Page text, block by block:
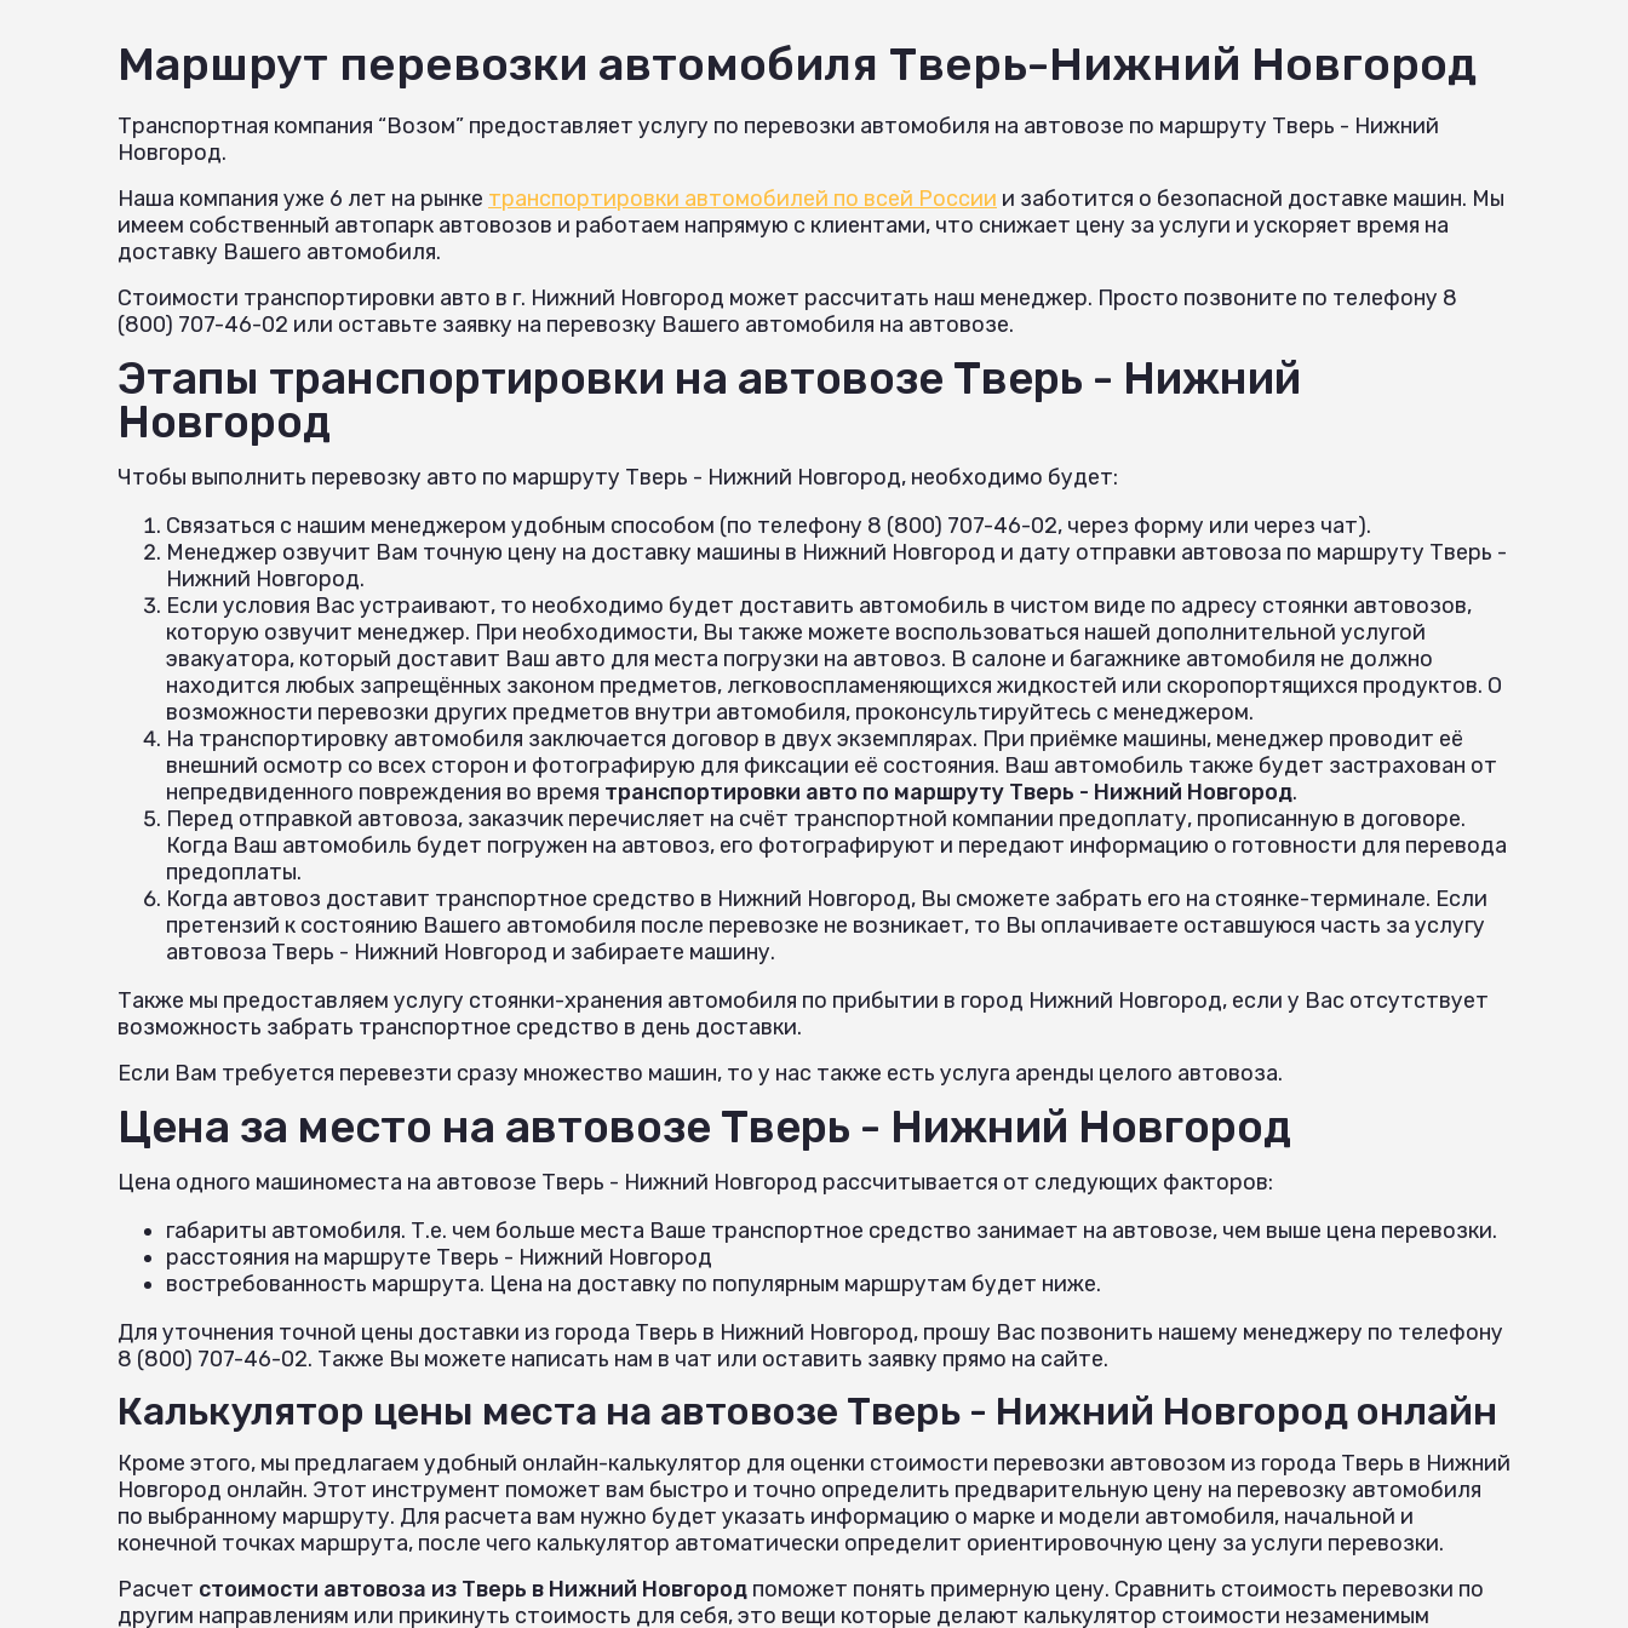
Маршрут перевозки автомобиля Тверь-Нижний Новгород
Транспортная компания “Возом” предоставляет услугу по перевозки автомобиля на автовозе по маршруту Тверь - Нижний
Новгород.
Наша компания уже 6 лет на рынке транспортировки автомобилей по всей России и заботится о безопасной доставке машин. Мы
имеем собственный автопарк автовозов и работаем напрямую с клиентами, что снижает цену за услуги и ускоряет время на
доставку Вашего автомобиля.
Стоимости транспортировки авто в г. Нижний Новгород может рассчитать наш менеджер. Просто позвоните по телефону 8
(800) 707-46-02 или оставьте заявку на перевозку Вашего автомобиля на автовозе.
Этапы транспортировки на автовозе Тверь - Нижний
Новгород
Чтобы выполнить перевозку авто по маршруту Тверь - Нижний Новгород, необходимо будет:
Связаться с нашим менеджером удобным способом (по телефону 8 (800) 707-46-02, через форму или через чат).
Менеджер озвучит Вам точную цену на доставку машины в Нижний Новгород и дату отправки автовоза по маршруту Тверь -
Нижний Новгород.
Если условия Вас устраивают, то необходимо будет доставить автомобиль в чистом виде по адресу стоянки автовозов,
которую озвучит менеджер. При необходимости, Вы также можете воспользоваться нашей дополнительной услугой
эвакуатора, который доставит Ваш авто для места погрузки на автовоз. В салоне и багажнике автомобиля не должно
находится любых запрещённых законом предметов, легковоспламеняющихся жидкостей или скоропортящихся продуктов. О
возможности перевозки других предметов внутри автомобиля, проконсультируйтесь с менеджером.
На транспортировку автомобиля заключается договор в двух экземплярах. При приёмке машины, менеджер проводит её
внешний осмотр со всех сторон и фотографирую для фиксации её состояния. Ваш автомобиль также будет застрахован от
непредвиденного повреждения во время транспортировки авто по маршруту Тверь - Нижний Новгород.
Перед отправкой автовоза, заказчик перечисляет на счёт транспортной компании предоплату, прописанную в договоре.
Когда Ваш автомобиль будет погружен на автовоз, его фотографируют и передают информацию о готовности для перевода
предоплаты.
Когда автовоз доставит транспортное средство в Нижний Новгород, Вы сможете забрать его на стоянке-терминале. Если
претензий к состоянию Вашего автомобиля после перевозке не возникает, то Вы оплачиваете оставшуюся часть за услугу
автовоза Тверь - Нижний Новгород и забираете машину.
Также мы предоставляем услугу стоянки-хранения автомобиля по прибытии в город Нижний Новгород, если у Вас отсутствует
возможность забрать транспортное средство в день доставки.
Если Вам требуется перевезти сразу множество машин, то у нас также есть услуга аренды целого автовоза.
Цена за место на автовозе Тверь - Нижний Новгород
Цена одного машиноместа на автовозе Тверь - Нижний Новгород рассчитывается от следующих факторов:
габариты автомобиля. Т.е. чем больше места Ваше транспортное средство занимает на автовозе, чем выше цена перевозки.
расстояния на маршруте Тверь - Нижний Новгород
востребованность маршрута. Цена на доставку по популярным маршрутам будет ниже.
Для уточнения точной цены доставки из города Тверь в Нижний Новгород, прошу Вас позвонить нашему менеджеру по телефону
8 (800) 707-46-02. Также Вы можете написать нам в чат или оставить заявку прямо на сайте.
Калькулятор цены места на автовозе Тверь - Нижний Новгород онлайн
Кроме этого, мы предлагаем удобный онлайн-калькулятор для оценки стоимости перевозки автовозом из города Тверь в Нижний
Новгород онлайн. Этот инструмент поможет вам быстро и точно определить предварительную цену на перевозку автомобиля
по выбранному маршруту. Для расчета вам нужно будет указать информацию о марке и модели автомобиля, начальной и
конечной точках маршрута, после чего калькулятор автоматически определит ориентировочную цену за услуги перевозки.
Расчет стоимости автовоза из Тверь в Нижний Новгород поможет понять примерную цену. Сравнить стоимость перевозки по
другим направлениям или прикинуть стоимость для себя, это вещи которые делают калькулятор стоимости незаменимым